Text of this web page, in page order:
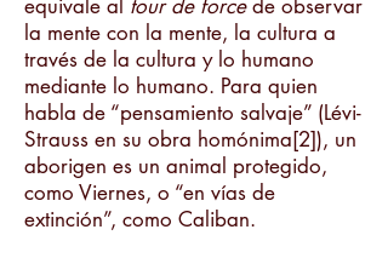
equivale al tour de forcede observar
la mente con la mente, la cultura a
través de la cultura y lo humano
mediante lo humano. Para quien
habla de “pensamiento salvaje” (Lévi-
Strauss en su obra homónima[2]), un
aborigen es un animal protegido,
como Viernes, o “en vías de
extinción”, como Caliban.